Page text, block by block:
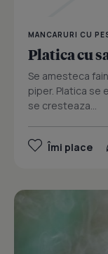
MANCARURI CU
Platica cu
Se amesteca
piper. Platica se
se cresteaza...
Îmi place